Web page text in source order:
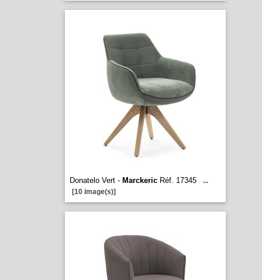
Donatelo Vert - MarckericRéf. 17345
...
[10 image(s)]